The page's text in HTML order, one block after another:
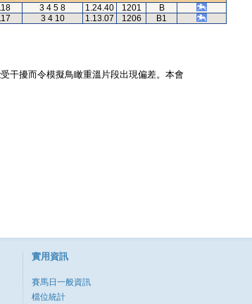
3 4 5 8 1.24.40 1201
B
3 4 10 1.13.07 1206 B1
干擾而令模擬鳥瞰重溫片段出現偏差。本會
實用資訊
賽馬日一般資訊
檔位統計